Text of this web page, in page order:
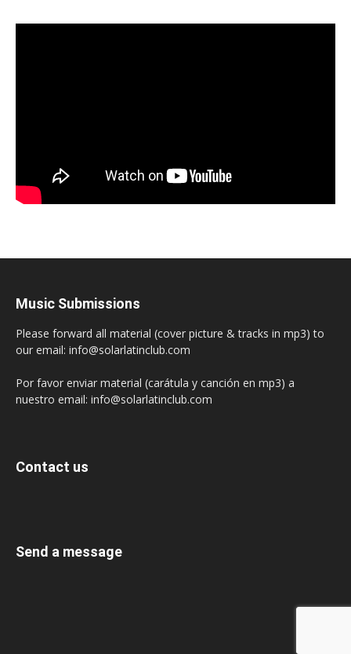
Music Submissions
Please forward all material (cover picture & tracks in mp3) to
our email: info@solarlatinclub.com
Por favor enviar material (carátula y canción en mp3) a
nuestro email: info@solarlatinclub.com
Contact us
Send a message